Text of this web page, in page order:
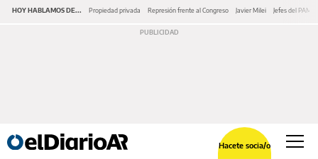
HOY HABLAMOS DE... Propiedad privada Represión frente al Congreso Javier Milei Jefes del PAMI
Hacete socia/o